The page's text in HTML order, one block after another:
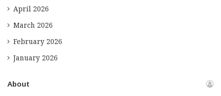
April 2026
March 2026
February 2026
January 2026
About